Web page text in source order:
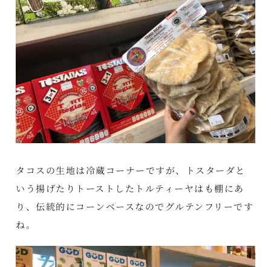
タコスの生地は冷蔵コーナーですが、トスターダと
いう揚げたりトーストしたトルティーヤはも棚にあ
り、伝統的にコーンベースなのでグルテンフリーです
ね。